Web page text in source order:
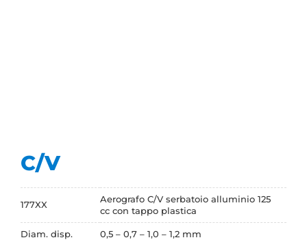
C/V
177XX
Aerografo C/V serbatoio alluminio 125
cc con tappo plastica
Diam. disp. 0,5 – 0,7 – 1,0 – 1,2 mm